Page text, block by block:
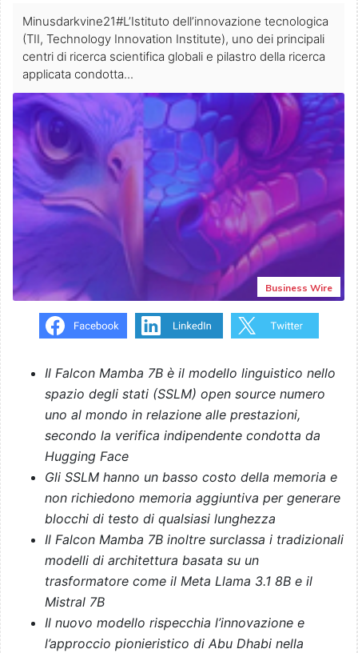
Minusdarkvine21#L’Istituto dell’innovazione tecnologica
(TII, Technology Innovation Institute), uno dei principali
centri di ricerca scientifica globali e pilastro della ricerca
applicata condotta...
Business Wire
Il Falcon Mamba 7B è il modello linguistico nello
spazio degli stati (SSLM) open source numero
uno al mondo in relazione alle prestazioni,
secondo la verifica indipendente condotta da
Hugging Face
Gli SSLM hanno un basso costo della memoria e
non richiedono memoria aggiuntiva per generare
blocchi di testo di qualsiasi lunghezza
Il Falcon Mamba 7B inoltre surclassa i tradizionali
modelli di architettura basata su un
trasformatore come il Meta Llama 3.1 8B e il
Mistral 7B
Il nuovo modello rispecchia l’innovazione e
l’approccio pionieristico di Abu Dhabi nella